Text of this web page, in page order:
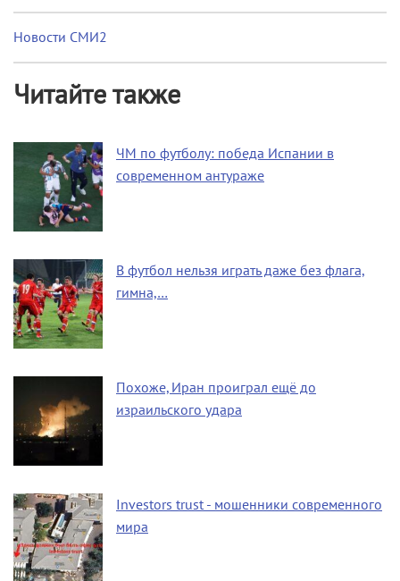
Новости СМИ2
Читайте также
ЧМ по футболу: победа Испании в
современном антураже
В футбол нельзя играть даже без флага,
гимна,…
Похоже, Иран проиграл ещё до
израильского удара
Investors trust - мошенники современного
мира